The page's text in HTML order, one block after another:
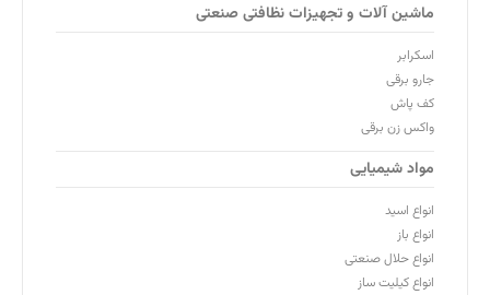
ماشین آلات و تجهیزات نظافتی صنعتی
اسکرابر
جارو برقی
کف پاش
واکس زن برقی
مواد شیمیایی
انواع اسید
انواع باز
انواع حلال صنعتی
انواع کیلیت ساز